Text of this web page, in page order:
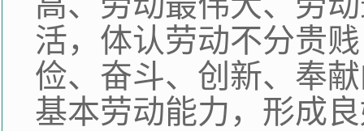
活，体认劳动不分贵
俭、奋斗、创新、奉
基本劳动能力，形成